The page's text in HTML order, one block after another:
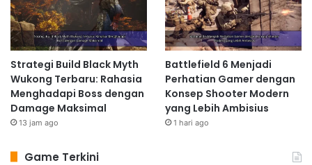
Strategi Build Black Myth
Wukong Terbaru: Rahasia
Menghadapi Boss dengan
Damage Maksimal
13 jam ago
Battlefield 6 Menjadi
Perhatian Gamer dengan
Konsep Shooter Modern
yang Lebih Ambisius
1 hari ago
Game Terkini